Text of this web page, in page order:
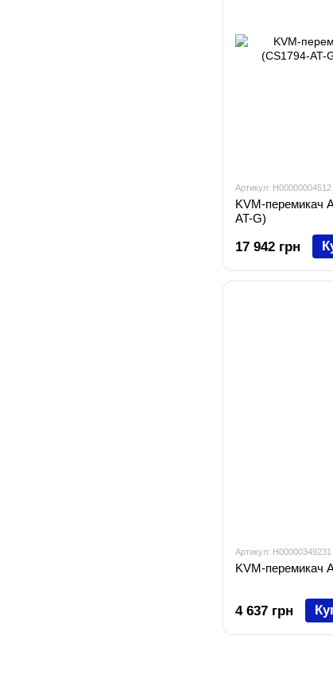
Артикул: H00000004512
KVM-перемикач
AT-G)
17 942 грн
Артикул: H00000349231
KVM-перемикач
4 637 грн